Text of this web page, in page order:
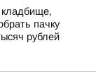
кладбище,
пачку
рублей